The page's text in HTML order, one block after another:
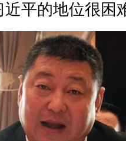
平的地位很困